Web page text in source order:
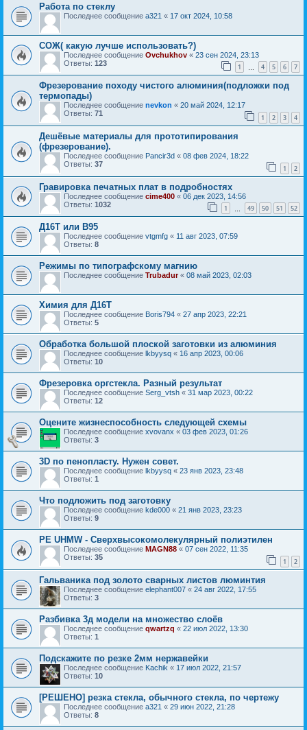
Работа по стеклу
Последнее сообщение a321 « 17 окт 2024, 10:58
COЖ( какую лучше использовать?)
Последнее сообщение Ovchukhov « 23 сен 2024, 23:13
Ответы: 123 1 4 5 6 7
Фрезерование походу чистого алюминия(подложки под
термопады)
Последнее сообщение nevkon « 20 май 2024, 12:17
Ответы: 71 1 2 3 4
Дешёвые материалы для прототипирования
(фрезерование).
Последнее сообщение Pancir3d « 08 фев 2024, 18:22
Ответы: 37 1 2
Гравировка печатных плат в подробностях
Последнее сообщение cime400 « 06 дек 2023, 14:56
Ответы: 1032 1 49 50 51 52
Д16Т или В95
Последнее сообщение vtgmfg « 11 авг 2023, 07:59
Ответы: 8
Режимы по типографскому магнию
Последнее сообщение Trubadur« 08 май 2023, 02:03
Химия для Д16Т
Последнее сообщение Boris794 « 27 апр 2023, 22:21
Ответы: 5
Обработка большой плоской заготовки из алюминия
Последнее сообщение lkbyysq « 16 апр 2023, 00:06
Ответы: 10
Фрезеровка оргстекла. Разный результат
Последнее сообщение Serg_vtsh « 31 мар 2023, 00:22
Ответы: 12
Оцените жизнеспособность следующей схемы
Последнее сообщение xvovanx « 03 фев 2023, 01:26
Ответы: 3
3D по пенопласту. Нужен совет.
Последнее сообщение lkbyysq « 23 янв 2023, 23:48
Ответы: 1
Что подложить под заготовку
Последнее сообщение kde000 « 21 янв 2023, 23:23
Ответы: 9
PE UHMW - Сверхвысокомолекулярный полиэтилен
Последнее сообщение MAGN88 « 07 сен 2022, 11:35
Ответы: 35 1 2
Гальваника под золото сварных листов люминтия
Последнее сообщение elephant007 « 24 авг 2022, 17:55
Ответы: 3
Разбивка 3д модели на множество слоёв
Последнее сообщение qwartzq « 22 июл 2022, 13:30
Ответы: 1
Подскажите по резке 2мм нержавейки
Последнее сообщение Kachik « 17 июл 2022, 21:57
Ответы: 10
[РЕШЕНО] резка стекла, обычного стекла, по чертежу
Последнее сообщение a321 « 29 июн 2022, 21:28
Ответы: 8